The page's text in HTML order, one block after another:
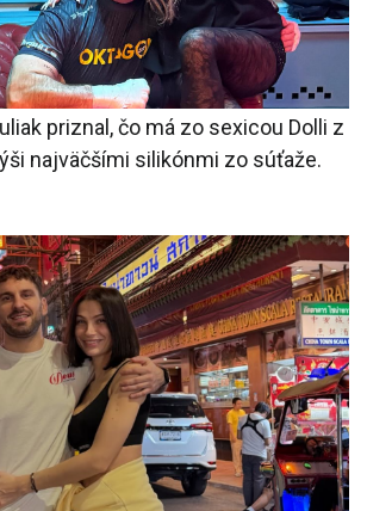
priznal, čo má zo sexicou Dolli z
najväčšími silikónmi zo súťaže.